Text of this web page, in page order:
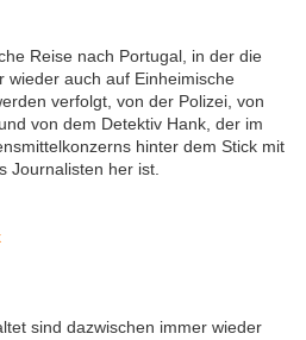
Reise nach Portugal, in der die
wieder auch auf Einheimische
verfolgt, von der Polizei, von
von dem Detektiv Hank, der im
hinter dem Stick mit
Journalisten her ist.
sind dazwischen immer wieder